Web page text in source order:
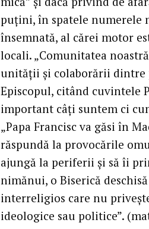
puțini, în spatele numerele
însemnată, al cărei motor
locali. „Comunitatea
unității și colaborării dintre
Episcopul, citând cuvintele
important câți suntem ci
„Papa Francisc va găsi în
răspundă la provocările
ajungă la periferii și să îi
nimănui, o Biserică
interreligios care nu
ideologice sau politice”.